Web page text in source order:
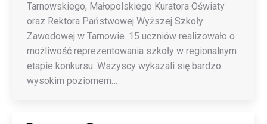
Tarnowskiego, Małopolskiego Kuratora Oświaty
oraz Rektora Państwowej Wyższej Szkoły
Zawodowej w Tarnowie. 15 uczniów realizowało o
możliwość reprezentowania szkoły w regionalnym
etapie konkursu. Wszyscy wykazali się bardzo
wysokim poziomem…